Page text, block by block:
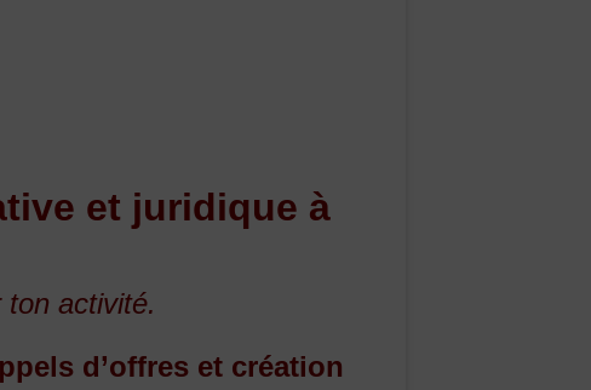
et juridique à
activité.
d’offres et création